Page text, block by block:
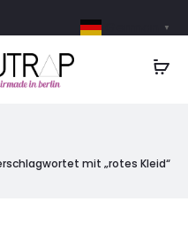
mit „rotes Kleid“
▼